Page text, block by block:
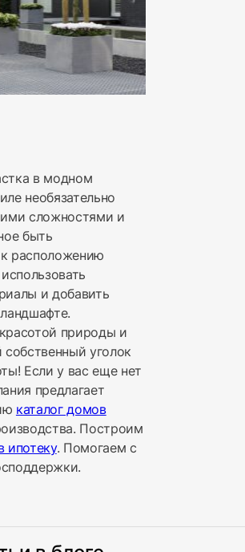
в модном
необязательно
сложностями и
быть
расположению
и добавить
природы и
собственный уголок
Если у вас еще нет
предлагает
каталог домов
Построим
ипотеку. Помогаем с